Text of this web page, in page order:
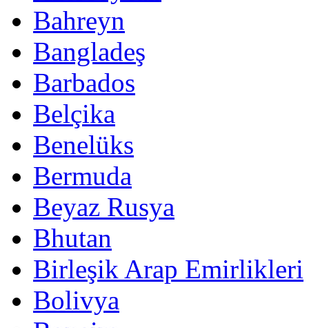
Bahreyn
Bangladeş
Barbados
Belçika
Benelüks
Bermuda
Beyaz Rusya
Bhutan
Birleşik Arap Emirlikleri
Bolivya